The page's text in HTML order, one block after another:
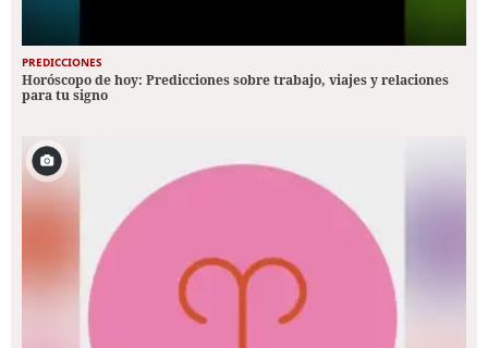
PREDICCIONES
Horóscopo de hoy: Predicciones sobre trabajo, viajes y relaciones
para tu signo